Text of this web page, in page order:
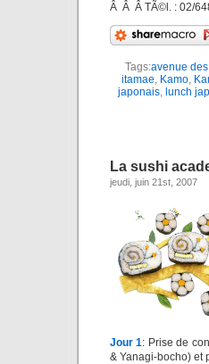
Â Â Â TÃ©l. : 02/
Tags:avenue
itamae, Kamo,
japonais, lunch
La sushi
jeudi, juin 21st, 2007
Jour 1: Prise de
& Yanagi-bocho) et